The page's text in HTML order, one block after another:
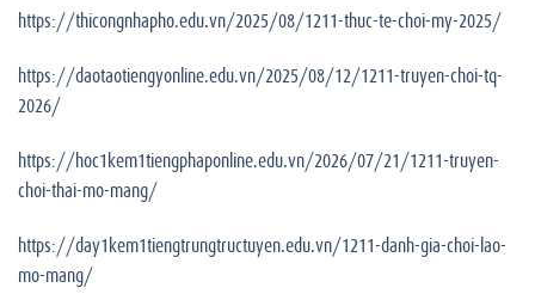
https://thicongnhapho.edu.vn/2025/08/1211-thuc-te-choi-my-2025/
https://daotaotiengyonline.edu.vn/2025/08/12/1211-truyen-choi-tq-
2026/
https://hoc1kem1tiengphaponline.edu.vn/2026/07/21/1211-truyen-
choi-thai-mo-mang/
https://day1kem1tiengtrungtructuyen.edu.vn/1211-danh-gia-choi-lao-
mo-mang/